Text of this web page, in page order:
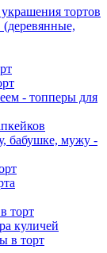
тортов
- топперы для
бабушке, мужу -
торт
куличей
в торт